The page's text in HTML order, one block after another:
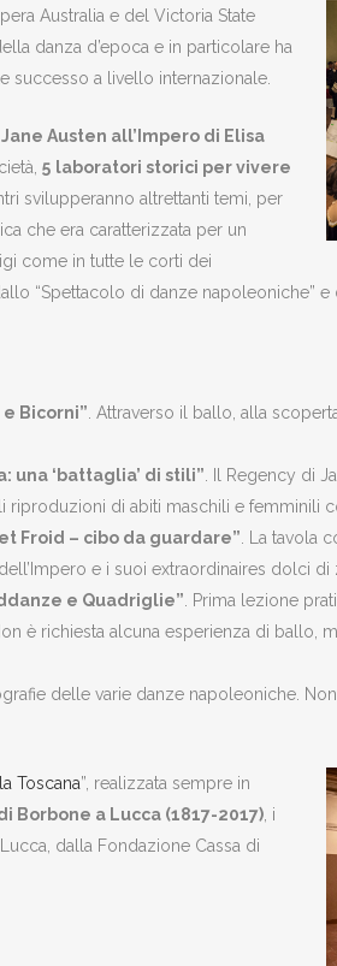
Australia e del Victoria State
danza d’epoca e in particolare ha
successo a livello internazionale.
Austen all’Impero di Elisa
5 laboratori storici per vivere
svilupperanno altrettanti temi, per
che era caratterizzata per un
come in tutte le corti dei
“Spettacolo di danze napoleoniche”
Bicorni” . Attraverso il ballo, alla
una ‘battaglia’ di stili” . Il Regency di
riproduzioni di abiti maschili e femminili
Froid – cibo da guardare” . La tavola
e i suoi extraordinaires dolci di
e Quadriglie” . Prima lezione
è richiesta alcuna esperienza di ballo,
delle varie danze napoleoniche.
Toscana”, realizzata sempre in
Borbone a Lucca (1817-2017) , i
dalla Fondazione Cassa di